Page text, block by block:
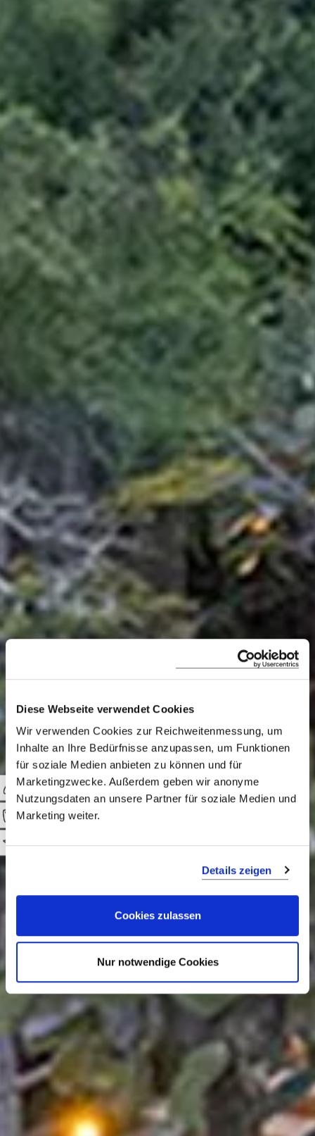
Diese Webseite verwendet Cookies
Wir verwenden Cookies zur Reichweitenmessung, um
Inhalte an Ihre Bedürfnisse anzupassen, um Funktionen
für soziale Medien anbieten zu können und für
Marketingzwecke. Außerdem geben wir anonyme
Nutzungsdaten an unsere Partner für soziale Medien und
Marketing weiter.
Details zeigen
Cookies zulassen
Nur notwendige Cookies
Finch Bay
Galapagos
der Galapagos-Insel